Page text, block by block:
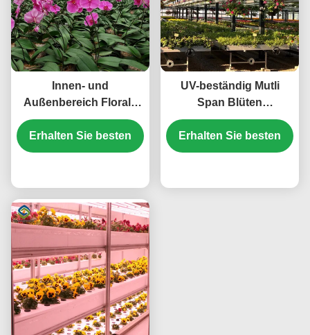
Innen- und
Außenbereich Florale
Gewächshäuser
Gewerbliche
Gewächshäuser
Erhalten Sie besten
UV-beständig Mutli
Span Blüten
Gewächshaus Venlo
Bogen Typ Wasserdicht
Erhalten Sie besten